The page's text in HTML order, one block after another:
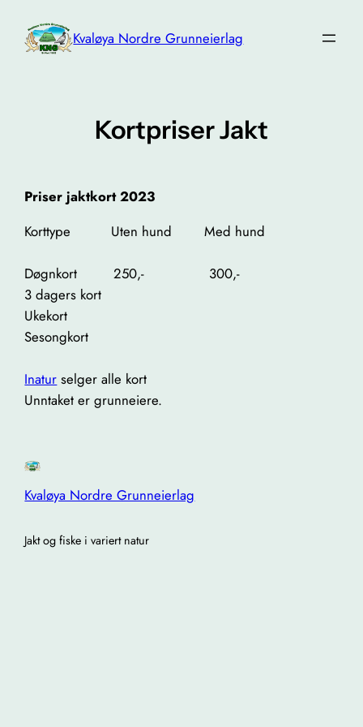
innhold
Kvaløya Nordre Grunneierlag
Kortpriser Jakt
Priser jaktkort 2023
Korttype Uten hund Med hund
Døgnkort 250,- 300,-
3 dagers kort
Ukekort
Sesongkort
Inatur selger alle kort
Unntaket er grunneiere.
Kvaløya Nordre Grunneierlag
Jakt og fiske i variert natur